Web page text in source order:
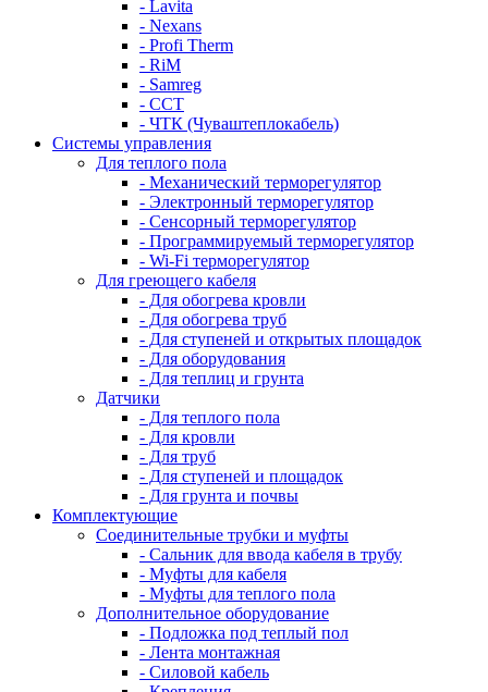
- Lavita
- Nexans
- Profi Therm
- RiM
- Samreg
- ССТ
- ЧТК (Чуваштеплокабель)
Системы управления
Для теплого пола
- Механический терморегулятор
- Электронный терморегулятор
- Сенсорный терморегулятор
- Программируемый терморегулятор
- Wi-Fi терморегулятор
Для греющего кабеля
- Для обогрева кровли
- Для обогрева труб
- Для ступеней и открытых площадок
- Для оборудования
- Для теплиц и грунта
Датчики
- Для теплого пола
- Для кровли
- Для труб
- Для ступеней и площадок
- Для грунта и почвы
Комплектующие
Соединительные трубки и муфты
- Сальник для ввода кабеля в трубу
- Муфты для кабеля
- Муфты для теплого пола
Дополнительное оборудование
- Подложка под теплый пол
- Лента монтажная
- Силовой кабель